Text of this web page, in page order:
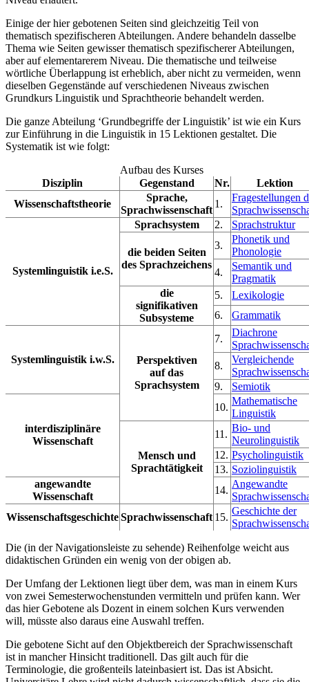
Einige der hier gebotenen Seiten sind gleichzeitig Teil von
thematisch spezifischeren Abteilungen. Andere behandeln dasselbe
Thema wie Seiten gewisser thematisch spezifischerer Abteilungen,
aber auf elementarerem Niveau. Die thematische und teilweise
wörtliche Überlappung ist erheblich, aber nicht zu vermeiden, wenn
dieselben Gegenstände auf verschiedenen Niveaus zwischen
Grundkurs Linguistik und Sprachtheorie behandelt werden.
Die ganze Abteilung ‘Grundbegriffe der Linguistik’ ist wie ein Kurs
zur Einführung in die Linguistik in 15 Lektionen gestaltet. Die
Systematik ist wie folgt:
Aufbau des Kurses
Disziplin
Gegenstand Nr.
Lektion
Wissenschaftstheorie
Sprache,
Sprachwissenschaft
1.
Fragestellungen
Systemlinguistik i.e.S.
Sprachsystem 2. Sprachstruktur
die beiden Seiten
des Sprachzeichens
3.
Phonetik und
Phonologie
4.
Semantik und
Pragmatik
die
signifikativen
Subsysteme
5.
Lexikologie
6.
Grammatik
Systemlinguistik i.w.S.
Perspektiven
auf das
Sprachsystem
7.
Diachrone
8.
Vergleichende
9.
Semiotik
interdisziplinäre
Wissenschaft
10.
Mathematische
Linguistik
Mensch und
Sprachtätigkeit
11.
Bio- und
Neurolinguistik
12. Psycholinguistik
13. Soziolinguistik
angewandte
Wissenschaft
14.
Angewandte
WissenschaftsgeschichteSprachwissenschaft 15.
Geschichte der
Die (in der Navigationsleiste zu sehende) Reihenfolge weicht aus
didaktischen Gründen ein wenig von der obigen ab.
Der Umfang der Lektionen liegt über dem, was man in einem Kurs
von zwei Semesterwochenstunden vermitteln und prüfen kann. Wer
das hier Gebotene als Dozent in einem solchen Kurs verwenden
will, müsste also daraus eine Auswahl treffen.
Die gebotene Sicht auf den Objektbereich der Sprachwissenschaft
ist in mancher Hinsicht traditionell. Das gilt auch für die
Terminologie, die großenteils lateinbasiert ist. Das ist Absicht.